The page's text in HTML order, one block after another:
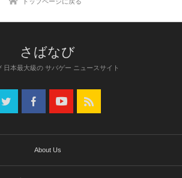
日本最大級の サバゲー ニュースサイト
About Us